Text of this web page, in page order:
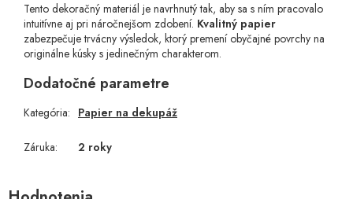
Tento dekoračný materiál je navrhnutý tak, aby sa s ním pracovalo
intuitívne aj pri náročnejšom zdobení. Kvalitný papier
zabezpečuje trvácny výsledok, ktorý premení obyčajné povrchy na
originálne kúsky s jedinečným charakterom.
Dodatočné parametre
Kategória: Papier na dekupáž
Záruka: 2 roky